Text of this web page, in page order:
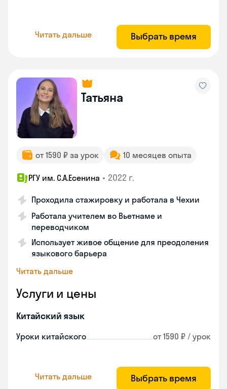
Читать дальше Выбрать время
Татьяна
от 1590 ₽ за урок 10 месяцев опыта
РГУ им. С.А.Есенина • 2022 г.
Проходила стажировку и работала в Чехии
Работала учителем во Вьетнаме и
переводчиком
Использует живое общение для преодоления
языкового барьера
Читать дальше
Услуги и цены
Китайский язык
Уроки китайского от 1590 ₽ / урок
Читать дальше Выбрать время